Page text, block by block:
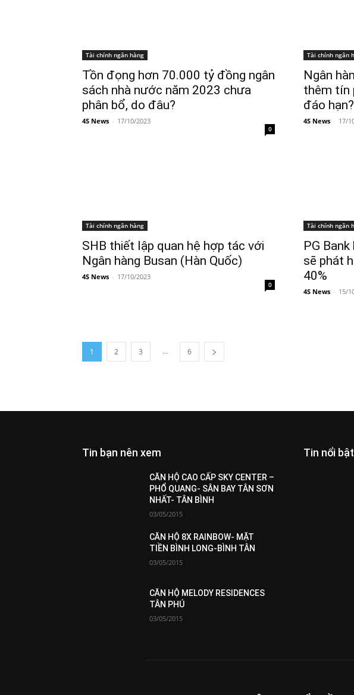
Tài chính ngân hàng
Tồn đọng hơn 70.000 tỷ đồng ngân
sách nhà nước năm 2023 chưa
phân bổ, do đâu?
4S News - 17/10/2023
0
Tài chính ngân
Ngân
thêm tín
đáo hạn?
4S News - 17/
Tài chính ngân hàng
SHB thiết lập quan hệ hợp tác với
Ngân hàng Busan (Hàn Quốc)
4S News - 17/10/2023
0
Tài chính ngân
PG
sẽ phát
40%
4S News - 15/
1 2 3 ... 6
Tin bạn nên xem
All Featured
CĂN HỘ CAO CẤP SKY CENTER –
PHỔ QUANG- SÂN BAY TÂN SƠN
NHẤT- TÂN BÌNH
03/05/2015
CĂN HỘ 8X RAINBOW- MẶT
TIỀN BÌNH LONG-BÌNH TÂN
03/05/2015
CĂN HỘ MELODY RESIDENCES
TÂN PHÚ
03/05/2015
Tin nổi bật
All